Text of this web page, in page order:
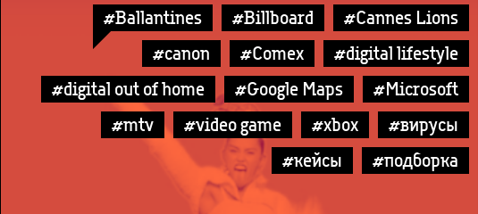
#Ballantines #Billboard
#Cannes Lions
#canon
#Comex
#digital lifestyle
#digital out of home
#Google Maps
#Microsoft
#mtv
#video game #xbox
#вирусы
#кейсы
#подборка